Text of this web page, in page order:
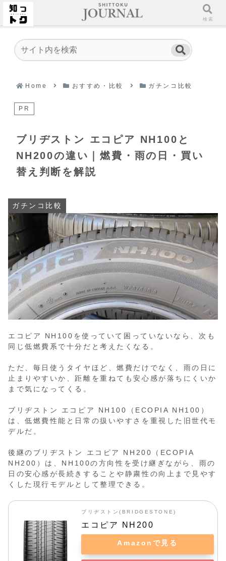
Home おすすめ・比較 ガチンコ比較
PR
ブリヂストン エコピア NH100と
NH200の違い｜燃費・雨の日・買い
替え判断を解説
ガチンコ比較
エコピア NH100を使っていて困っていないなら、次も
同じ低燃費系で十分だと考えたくなる。
ただ、毎日使うタイヤほど、燃費だけでなく、雨の日に
止まりやすいか、距離を重ねても安心感が落ちにくいか
まで気になってくる。
ブリヂストン エコピア NH100（ECOPIA NH100）
は、低燃費性能と日常の扱いやすさを重視した旧世代モ
デルだ。
後継のブリヂストン エコピア NH200（ECOPIA
NH200）は、NH100の方向性を受け継ぎながら、雨の
日の安心感が長続きすることや静粛性の向上まで見やす
くした現行モデルとして整理できる。
ブリヂストン(BRIDGESTONE)
エコピア NH200
Amazonで見る
ホーム 検索